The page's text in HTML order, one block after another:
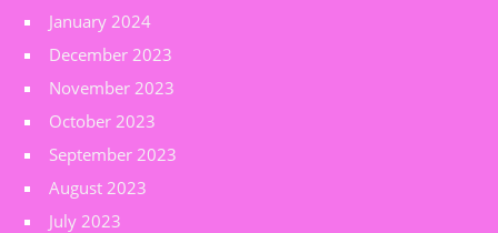
January 2024
December 2023
November 2023
October 2023
September 2023
August 2023
July 2023